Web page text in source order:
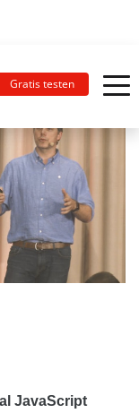
Gratis testen
JavaScript